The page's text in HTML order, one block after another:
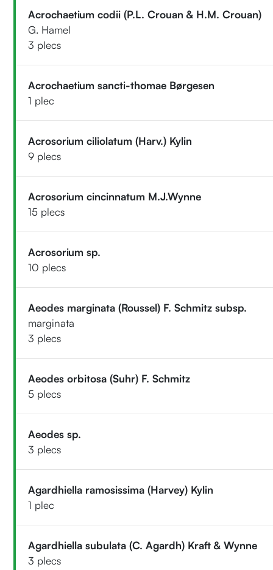
Acrochaetium codii (P.L. Crouan & H.M. Crouan)
G. Hamel
3 plecs
Acrochaetium sancti-thomae Børgesen
1 plec
Acrosorium ciliolatum (Harv.) Kylin
9 plecs
Acrosorium cincinnatum M.J.Wynne
15 plecs
Acrosorium sp.
10 plecs
Aeodes marginata (Roussel) F. Schmitz subsp.
marginata
3 plecs
Aeodes orbitosa (Suhr) F. Schmitz
5 plecs
Aeodes sp.
3 plecs
Agardhiella ramosissima (Harvey) Kylin
1 plec
Agardhiella subulata (C. Agardh) Kraft & Wynne
3 plecs